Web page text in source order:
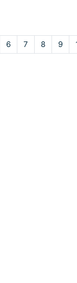
4 5
6Pàgina 6
7Pàgina 7
8Pàgina 8
9